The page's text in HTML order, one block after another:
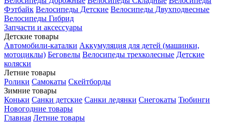
Фэтбайк Велосипеды Детские Велосипеды Двухподвесные
Велосипеды Гибрид
Запчасти и аксессуары
Детские товары
Автомобили-каталки Аккумуляция для детей (машинки,
мотоциклы) Беговелы Велосипеды трехколесные Детские
коляски
Летние товары
Ролики Самокаты Скейтборды
Зимние товары
Коньки Санки детские Санки ледянки Снегокаты Тюбинги
Новогодние товары
Главная Летние товары